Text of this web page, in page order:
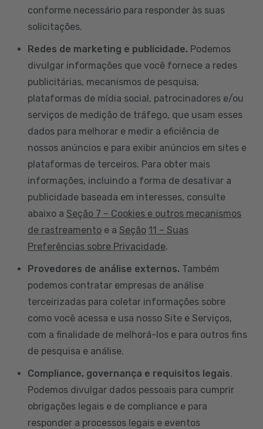
conforme necessário para responder às suas
solicitações.
Redes de marketing e publicidade. Podemos
divulgar informações que você fornece a redes
publicitárias, mecanismos de pesquisa,
plataformas de mídia social, patrocinadores e/ou
serviços de medição de tráfego, que usam esses
dados para melhorar e medir a eficiência de
nossos anúncios e para exibir anúncios em sites e
plataformas de terceiros. Para obter mais
informações, incluindo a forma de desativar a
publicidade baseada em interesses, consulte
abaixo a Seção 7 – Cookies e outros mecanismos
de rastreamento e a Seção 11 – Suas
Preferências sobre Privacidade.
Provedores de análise externos. Também
podemos contratar empresas de análise
terceirizadas para coletar informações sobre
como você acessa e usa nosso Site e Serviços,
com a finalidade de melhorá-los e para outros fins
de pesquisa e análise.
Compliance, governança e requisitos legais.
Podemos divulgar dados pessoais para cumprir
obrigações legais e de compliance e para
responder a processos legais e eventos